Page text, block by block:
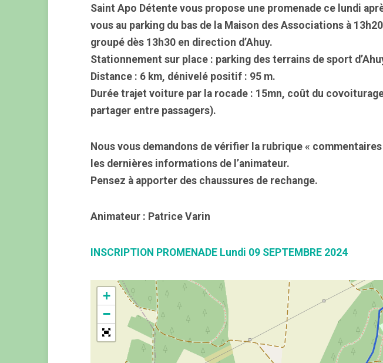
Saint Apo Détente vous propose une promenade ce lundi
vous au parking du bas de la Maison des Associations à
groupé dès 13h30 en direction d’Ahuy.
Stationnement sur place : parking des terrains de sport
Distance : 6 km, dénivelé positif : 95 m.
Durée trajet voiture par la rocade : 15mn, coût du
partager entre passagers).
Nous vous demandons de vérifier la rubrique « commentaires
les dernières informations de l’animateur.
Pensez à apporter des chaussures de rechange.
Animateur : Patrice Varin
INSCRIPTION PROMENADE Lundi 09 SEPTEMBRE 2024
+
−